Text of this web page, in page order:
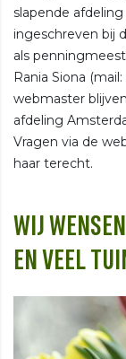
slapende afdeling
ingeschreven bij
als
Rania Siona
webmaster
afdeling
Vragen via de
haar terecht.
WIJ
EN VEEL